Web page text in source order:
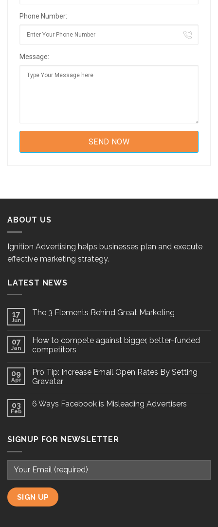
Phone Number:
Message:
ABOUT US
Ignition Advertising helps businesses plan and execute
effective marketing strategy.
LATEST NEWS
17
Jun
The 3 Elements Behind Great Marketing
07
Jan
How to compete against bigger, better-funded
competitors
09
Apr
Pro Tip: Increase Email Open Rates By Setting
Gravatar
03
Feb
6 Ways Facebook is Misleading Advertisers
SIGNUP FOR NEWSLETTER